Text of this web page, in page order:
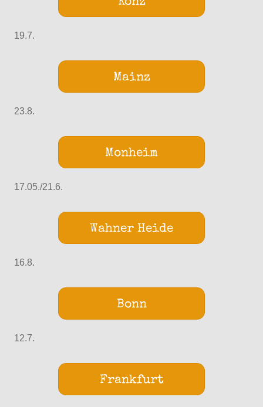
19.7.
Mainz
23.8.
Monheim
17.05./21.6.
Wahner Heide
16.8.
Bonn
12.7.
Frankfurt